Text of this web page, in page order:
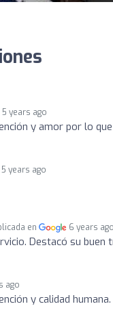
5 years ago
y amor por lo
5 years ago
en 6 years ago
Destacó su
ago
y calidad